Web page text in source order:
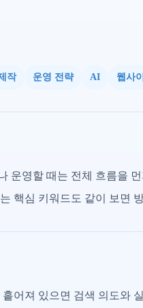
작 운영 전략 AI 웹사
운영할 때는 전체 흐름을
핵심 키워드도 같이 보면
어져 있으면 검색 의도와